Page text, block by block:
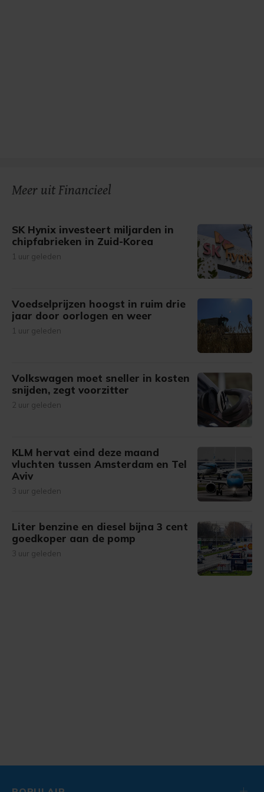
Meer uit Financieel
SK Hynix investeert miljarden in
chipfabrieken in Zuid-Korea
1 uur geleden
Voedselprijzen hoogst in ruim drie
jaar door oorlogen en weer
1 uur geleden
Volkswagen moet sneller in kosten
snijden, zegt voorzitter
2 uur geleden
KLM hervat eind deze maand
vluchten tussen Amsterdam en Tel
Aviv
3 uur geleden
Liter benzine en diesel bijna 3 cent
goedkoper aan de pomp
3 uur geleden